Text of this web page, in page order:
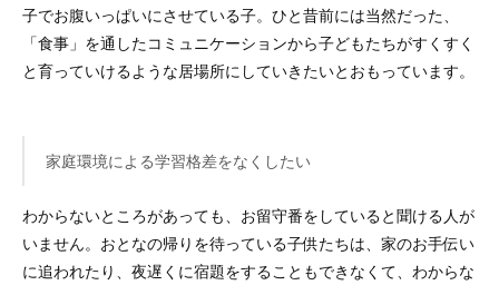
子でお腹いっぱいにさせている子。ひと昔前には当然だった、
「食事」を通したコミュニケーションから子どもたちがすくすく
と育っていけるような居場所にしていきたいとおもっています。
家庭環境による学習格差をなくしたい
わからないところがあっても、お留守番をしていると聞ける人が
いません。おとなの帰りを待っている子供たちは、家のお手伝い
に追われたり、夜遅くに宿題をすることもできなくて、わからな